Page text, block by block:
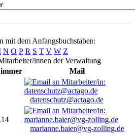
mit dem Anfangsbuchstaben:
N O P R S T V W Z
innen der Verwaltung
Mail
datenschutz@actago.de
marianne.baier@vg-zolling.de